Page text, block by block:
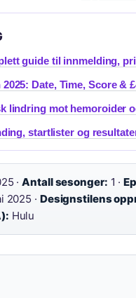
guide til innmelding,
Date, Time, Score &
lindring mot hemoroider
startlister og
·Antall sesonger: 1 ·
2025 · Designstilens
Hulu